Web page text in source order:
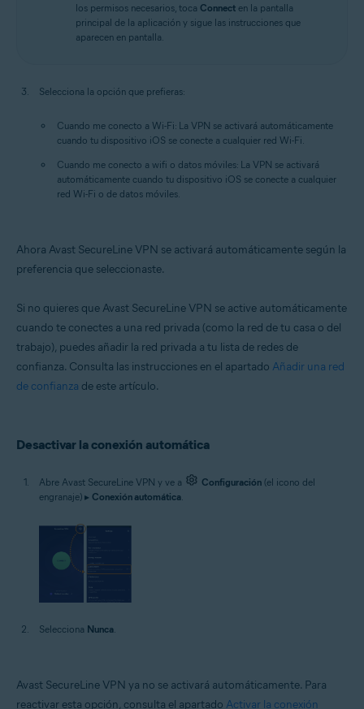
los permisos necesarios, toca Connect en la pantalla
principal de la aplicación y sigue las instrucciones que
aparecen en pantalla.
Selecciona la opción que prefieras:
Cuando me conecto a Wi-Fi: La VPN se activará automáticamente
cuando tu dispositivo iOS se conecte a cualquier red Wi-Fi.
Cuando me conecto a wifi o datos móviles: La VPN se activará
automáticamente cuando tu dispositivo iOS se conecte a cualquier
red Wi-Fi o de datos móviles.
Ahora Avast SecureLine VPN se activará automáticamente según la
preferencia que seleccionaste.
Si no quieres que Avast SecureLine VPN se active automáticamente
cuando te conectes a una red privada (como la red de tu casa o del
trabajo), puedes añadir la red privada a tu lista de redes de
confianza. Consulta las instrucciones en el apartado Añadir una red
de confianza de este artículo.
Desactivar la conexión automática
Abre Avast SecureLine VPN y ve a Configuración (el icono del
engranaje) ▸ Conexión automática
Selecciona Nunca
Avast SecureLine VPN ya no se activará automáticamente. Para
reactivar esta opción, consulta el apartado Activar la conexión